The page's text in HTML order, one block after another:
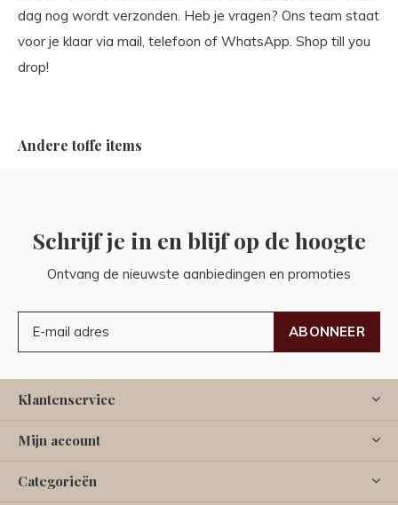
dag nog wordt verzonden. Heb je vragen? Ons team staat
voor je klaar via mail, telefoon of WhatsApp. Shop till you
drop!
Andere toffe items
Schrijf je in en blijf op de hoogte
Ontvang de nieuwste aanbiedingen en promoties
ABONNEER
Klantenservice
Mijn account
Categorieën